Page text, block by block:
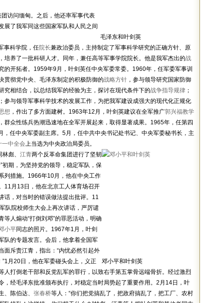
毛泽东和叶剑英
访问缅甸。之后，他还率军事代表
展了我军同这些国家军队和人民之间
事科学院，任院长兼政治委员，主持制定了军事科学研究的正确方针、原
培养了一批科研人才。同年，兼任高等军事学院院长。他是我军杰出的战
的开拓者。1959年9月，叶剑英任中央军委常委。1960年，任军委军事训
贯彻党中央、毛泽东制定的积极防御的战略方针 ，参与领导研究国家防御
究相结合，以总结我军的经验为主，探讨在现代条件下的战争指导规律 ；
参与领导军事科学技术的发展工作，为把我军建设成强大的现代化正规化
想 ，作出了多方面建树。1963年12月，叶剑英建议在全军推广郭兴福教学
群众性练兵热潮迅速地在全军开展起来，取得显著成果。1965年，任第四
，任中央军委副主席。5月，任中共中央书记处书记、中央军委秘书长，主
一中全会上当选为中央政治局委员。
邓小平和叶剑英
彪、 江青两个反革命集团进行了坚韧
初期，为坚持党的领导，稳定军队，保
列措施。1966年10月，他在中央工作
11月13日，他在北京工人体育场召开
话，对当时的错误做法提出批评。11
队院校师生大会上再次讲话，严厉谴
人煽动“打倒刘邓”的罪恶活动，明确
小平同志的照片。1967年1月，叶剑
队的专题发言。会后，他拿着全国军
面斥责江青，指出：“内忧必然引起外
月20日，他在军委碰头会上，义正
人打倒老干部和反党乱军的罪行，以致右手第五掌骨远端骨折。经过激烈
，经毛泽东批准颁布执行，对稳定当时局势起了重要作用。2月14日，叶
、陈伯达、 张春桥等人：“你们把党搞乱了，把政府搞乱了，把工厂、农村